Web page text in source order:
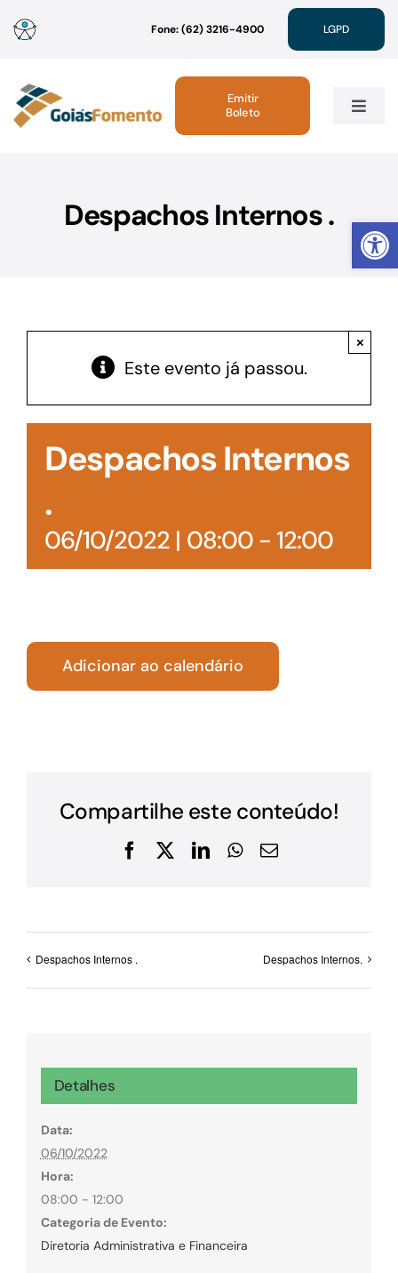
Abrir
para
conteúdo
Fone: (62) 3216-4900 LGPD
Toggle
Linhas de Crédito
Acesso à Informação
Emitir
Boleto
Despachos Internos .
Este evento já passou.
×
Despachos Internos
.
06/10/2022 | 08:00- 12:00
Adicionar ao calendário
Compartilhe este conteúdo!
Facebook
X LinkedInWhatsApp
E-
Despachos Internos . Despachos Internos.
Detalhes
Data:
06/10/2022
Hora:
08:00 - 12:00
Categoria de Evento:
Diretoria Administrativa e Financeira